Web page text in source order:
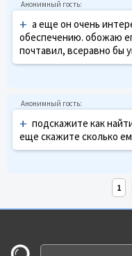
+ а еще он очень
обеспечению. обожаю
почтавил, всеравно бы
+ подскажите как
еще скажите сколько
1